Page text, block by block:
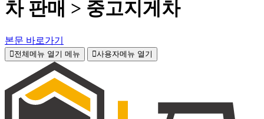
차 판매 > 중고지게차
본문 바로가기
전체메뉴 열기 메뉴 사용자메뉴 열기